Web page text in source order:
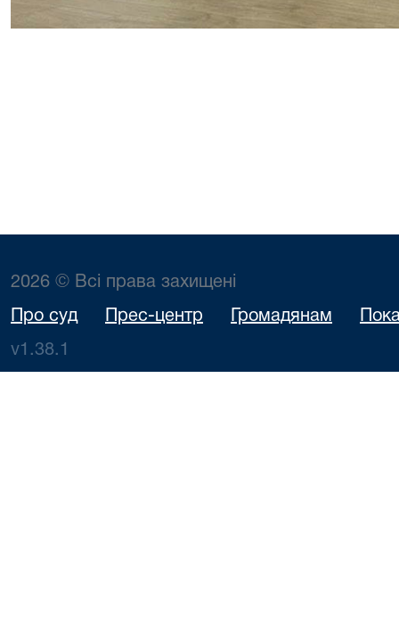
2026 © Всі права захищені
Про суд Прес-центр Громадянам
v1.38.1